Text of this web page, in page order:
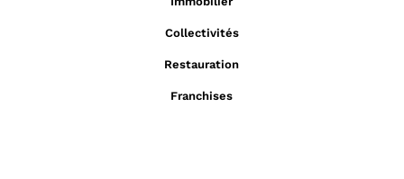
Collectivités
Restauration
Franchises